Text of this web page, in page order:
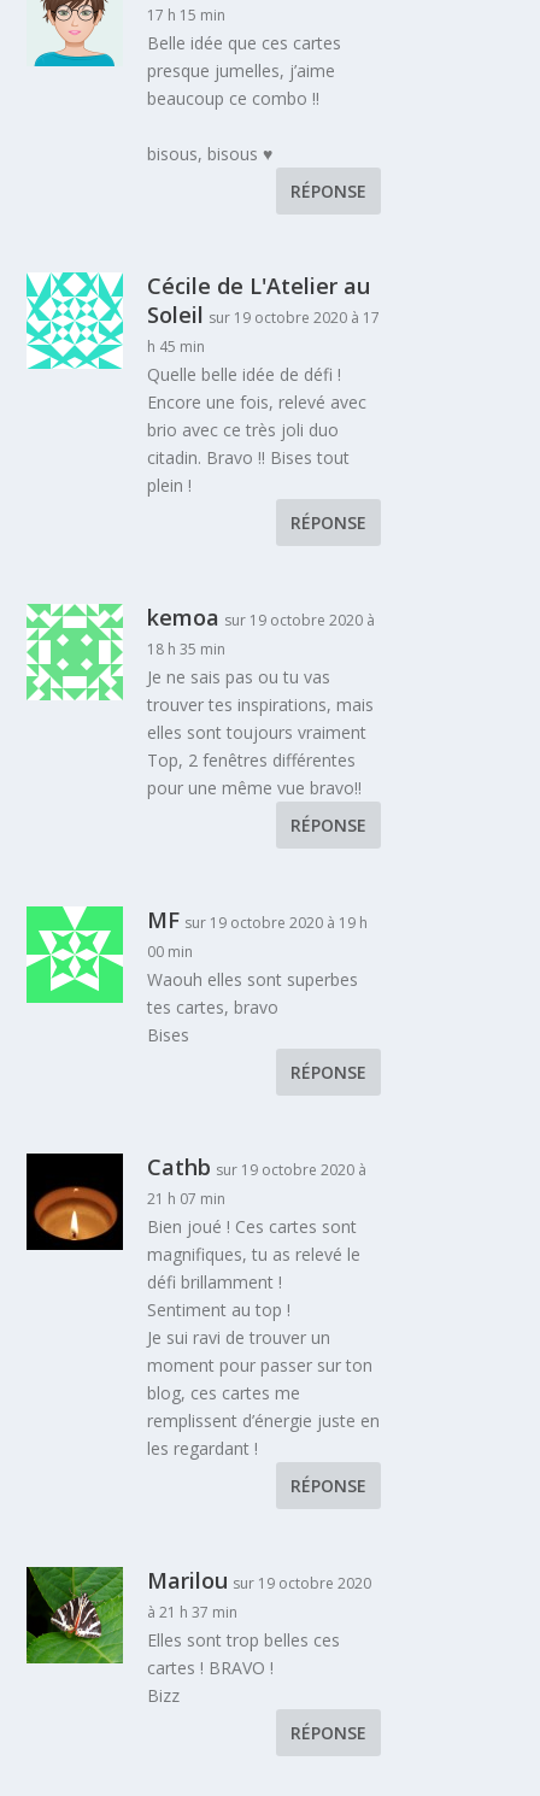
17 h 15 min
Belle idée que ces cartes
presque jumelles, j’aime
beaucoup ce combo !!
bisous, bisous ♥
RÉPONSE
Cécile de L'Atelier au
Soleil sur 19 octobre 2020 à 17
h 45 min
Quelle belle idée de défi !
Encore une fois, relevé avec
brio avec ce très joli duo
citadin. Bravo !! Bises tout
plein !
RÉPONSE
kemoa sur 19 octobre 2020 à
18 h 35 min
Je ne sais pas ou tu vas
trouver tes inspirations, mais
elles sont toujours vraiment
Top, 2 fenêtres différentes
pour une même vue bravo!!
RÉPONSE
MF sur 19 octobre 2020 à 19 h
00 min
Waouh elles sont superbes
tes cartes, bravo
Bises
RÉPONSE
Cathb sur 19 octobre 2020 à
21 h 07 min
Bien joué ! Ces cartes sont
magnifiques, tu as relevé le
défi brillamment !
Sentiment au top !
Je sui ravi de trouver un
moment pour passer sur ton
blog, ces cartes me
remplissent d’énergie juste en
les regardant !
RÉPONSE
Marilou sur 19 octobre 2020
à 21 h 37 min
Elles sont trop belles ces
cartes ! BRAVO !
Bizz
RÉPONSE